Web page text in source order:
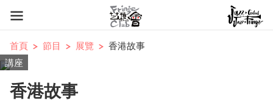
首頁 節目 展覽
香港故事
講座
香港故事